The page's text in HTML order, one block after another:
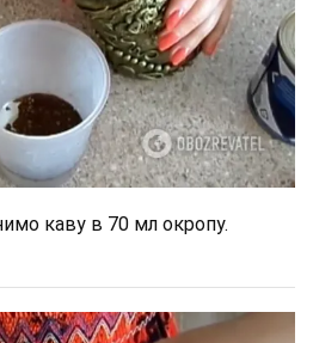
каву в 70 мл окропу.